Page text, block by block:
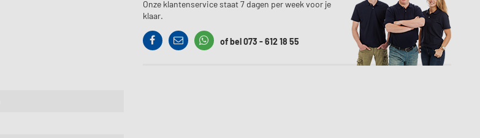
Onze klantenservice staat 7 dagen per week voor je
klaar.
FacebookContactWhatssapp
of bel 073 - 612 18 55